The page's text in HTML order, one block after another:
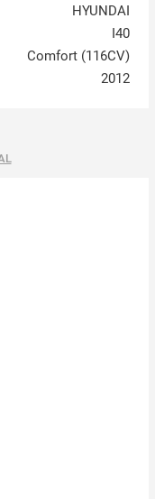
HYUNDAI
I40
Comfort (116CV)
2012